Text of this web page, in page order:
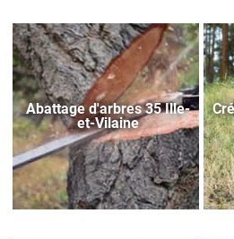
Abattage d'arbres 35 Ille-
et-Vilaine